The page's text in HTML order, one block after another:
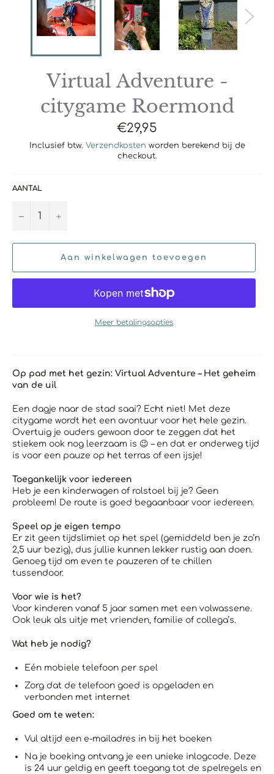
Virtual Adventure -
citygame Roermond
Normale
prijs
€29,95
Inclusief btw. Verzendkosten worden berekend bij de
checkout.
AANTAL
− +
Aan winkelwagen toevoegen
Meer betalingsopties
Op pad met het gezin: Virtual Adventure – Het geheim
van de uil
Een dagje naar de stad saai? Echt niet! Met deze
citygame wordt het een avontuur voor het hele gezin.
Overtuig je ouders gewoon door te zeggen dat het
stiekem ook nog leerzaam is 😉 – en dat er onderweg tijd
is voor een pauze op het terras of een ijsje!
Toegankelijk voor iedereen
Heb je een kinderwagen of rolstoel bij je? Geen
probleem! De route is goed begaanbaar voor iedereen.
Speel op je eigen tempo
Er zit geen tijdslimiet op het spel (gemiddeld ben je zo’n
2,5 uur bezig), dus jullie kunnen lekker rustig aan doen.
Genoeg tijd om even te pauzeren of te chillen
tussendoor.
Voor wie is het?
Voor kinderen vanaf 5 jaar samen met een volwassene.
Ook leuk als uitje met vrienden, familie of collega’s.
Wat heb je nodig?
Eén mobiele telefoon per spel
Zorg dat de telefoon goed is opgeladen en
verbonden met internet
Goed om te weten:
Vul altijd een e-mailadres in bij het boeken
Na je boeking ontvang je een unieke inlogcode. Deze
is 24 uur geldig en geeft toegang tot de spelregels en